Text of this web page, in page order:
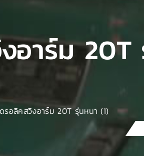
อาร์ม 20T
รอลิคสวิงอาร์ม 20T รุ่นหนา (1)